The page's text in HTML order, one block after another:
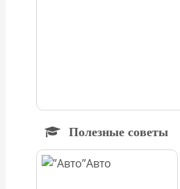
Полезные советы
Авто